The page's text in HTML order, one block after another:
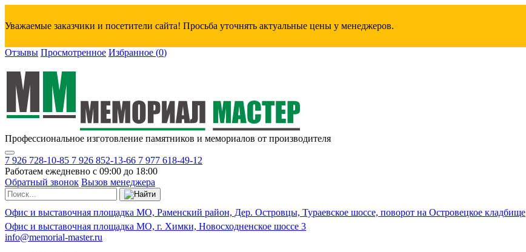
Уважаемые заказчики и посетители сайта! Просьба уточнять актуальные цены у менеджеров.
Отзывы Просмотренное Избранное (0)
Профессиональное изготовление памятников и мемориалов от производителя
7 926 728-10-85 7 926 852-13-66 7 977 618-49-12
Работаем ежедневно с 09:00 до 18:00
Обратный звонок Вызов менеджера
Офис и выставочная площадка МО, Раменский район, Дер. Островцы, Тураевское шоссе, поворот на Островецкое кладбище
Офис и выставочная площадка МО, г. Химки, Новосходненское шоссе 3
info@memorial-master.ru